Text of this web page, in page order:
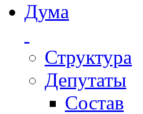
Дума
Структура
Депутаты
Состав